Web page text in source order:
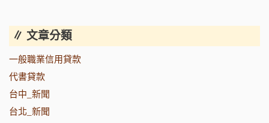
∥ 文章分類
一般職業信用貸款
代書貸款
台中_新聞
台北_新聞